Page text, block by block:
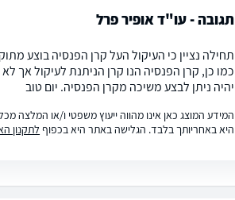
תגובה - עו"ד אופיר פרל
תחילה נציין כי העיקול העל קרן הפנסיה בוצע
כמו כן, קרן הפנסיה הנו קרן הניתנת לעיקול
יהיה ניתן לבצע משיכה מקרן הפנסיה. יום טוב
המידע המוצג כאן אינו מהווה ייעוץ משפטי ו/או המלצה
היא באחריותך בלבד. הגלישה באתר היא בכפוף לתקנון